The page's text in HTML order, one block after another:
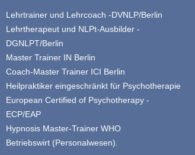
Lehrtrainer und Lehrcoach -DVNLP/Berlin
Lehrtherapeut und NLPt-Ausbilder -
DGNLPT/Berlin
Master Trainer IN Berlin
Coach-Master Trainer ICI Berlin
Heilpraktiker eingeschränkt für Psychotherapie
European Certified of Psychotherapy -
ECP/EAP
Hypnosis Master-Trainer WHO
Betriebswirt (Personalwesen).